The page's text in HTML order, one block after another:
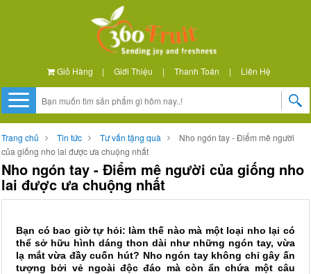
Giỏ Hàng | Giới Thiệu | Thanh Toán | Liên Hệ
Trang chủ Tin tức Tư vấn tặng quà
Nho ngón tay - Điểm mê người
của giống nho lai được ưa chuộng nhất
Nho ngón tay - Điểm mê người của giống nho
lai được ưa chuộng nhất
Bạn có bao giờ tự hỏi: làm thế nào mà một loại nho lại có
thể sở hữu hình dáng thon dài như những ngón tay, vừa
lạ mắt vừa đầy cuốn hút? Nho ngón tay không chỉ gây ấn
tượng bởi vẻ ngoài độc đáo mà còn ẩn chứa một câu